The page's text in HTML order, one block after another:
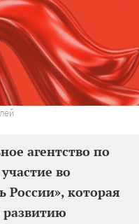
агентство по
во
которая
развитию